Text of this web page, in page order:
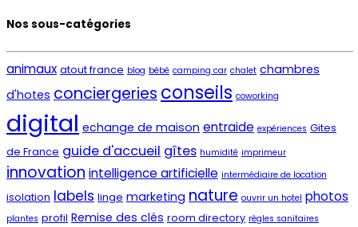
Nos sous-catégories
animaux atout france blog bébé camping car chalet chambres
d'hotes conciergeries conseils coworking
digital echange de maison entraide expériences Gites
de France guide d'accueil gîtes humidité imprimeur
innovation intelligence artificielle intermédiaire de location
isolation labels linge marketing nature ouvrir un hotel photos
plantes profil Remise des clés room directory règles sanitaires